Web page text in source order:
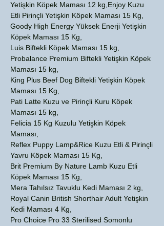
Yetişkin Köpek Maması 12 kg,Enjoy Kuzu
Etli Pirinçli Yetişkin Köpek Maması 15 Kg,
Goody High Energy Yüksek Enerji Yetişkin
Köpek Maması 15 Kg,
Luis Biftekli Köpek Maması 15 kg,
Probalance Premium Biftekli Yetişkin Köpek
Maması 15 kg,
King Plus Beef Dog Biftekli Yetişkin Köpek
Maması 15 Kg,
Pati Latte Kuzu ve Pirinçli Kuru Köpek
Maması 15 kg,
Felicia 15 Kg Kuzulu Yetişkin Köpek
Maması,
Reflex Puppy Lamp&Rice Kuzu Etli & Pirinçli
Yavru Köpek Maması 15 Kg,
Brit Premium By Nature Lamb Kuzu Etli
Köpek Maması 15 Kg,
Mera Tahılsız Tavuklu Kedi Maması 2 kg,
Royal Canin British Shorthair Adult Yetişkin
Kedi Maması 4 Kg,
Pro Choice Pro 33 Sterilised Somonlu